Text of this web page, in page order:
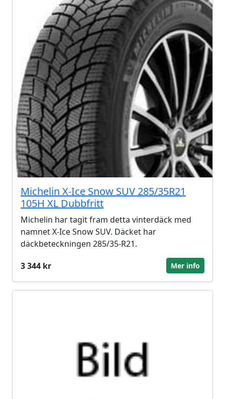
Michelin X-Ice Snow SUV 285/35R21
105H XL Dubbfritt
Michelin har tagit fram detta vinterdäck med
namnet X-Ice Snow SUV. Däcket har
däckbeteckningen 285/35-R21.
3 344 kr
Mer info